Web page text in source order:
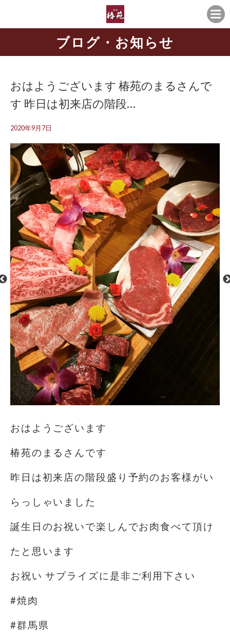
ブログ・お知らせ
おはようございます️ 椿苑のまるさんで
す 昨日は初来店の階段…
2020年9月7日
おはようございます️
椿苑のまるさんです
昨日は初来店の階段盛り予約のお客様がい
らっしゃいました
誕生日のお祝いで楽しんでお肉食べて頂け
たと思います
お祝い サプライズに是非ご利用下さい
#焼肉
#群馬県